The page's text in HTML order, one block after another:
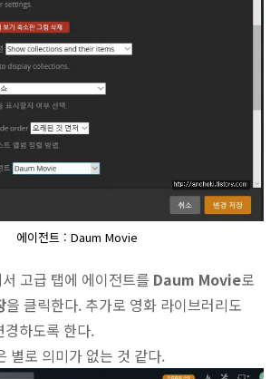
에이전트 : Daum Movie
고급 탭에 에이전트를 Daum Movie로
을 클릭한다. 추가로 영화 라이브러리도
하도록 한다.
별로 의미가 없는 것 같다.